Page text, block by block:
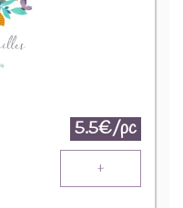
5.5€/pc
+